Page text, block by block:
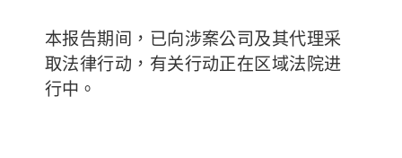
本报告期间，已向涉案公司及其代理采
取法律行动，有关行动正在区域法院进
行中。